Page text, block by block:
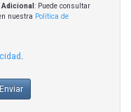
: Puede consultar
nuestra Política de
Enviar